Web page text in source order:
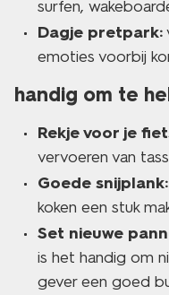
surfen,
Dagje pretpark:
emoties voorbij
handig om te
Rekje voor je
vervoeren van
Goede snijplank:
koken een stuk
Set nieuwe
is het handig om
gever een goed